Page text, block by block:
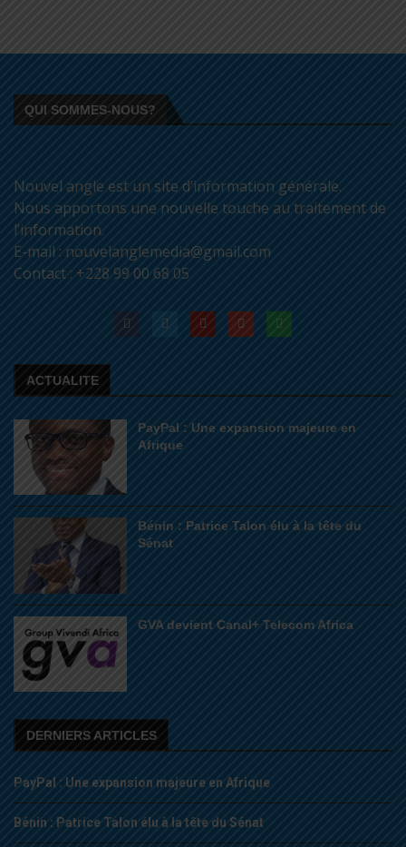
QUI SOMMES-NOUS?
Nouvel angle est un site d’information générale.
Nous apportons une nouvelle touche au traitement de
l’information.
E-mail : nouvelanglemedia@gmail.com
Contact : +228 99 00 68 05
ACTUALITE
PayPal : Une expansion majeure en
Afrique
Bénin : Patrice Talon élu à la tête du
Sénat
GVA devient Canal+ Telecom Africa
DERNIERS ARTICLES
PayPal : Une expansion majeure en Afrique
Bénin : Patrice Talon élu à la tête du Sénat